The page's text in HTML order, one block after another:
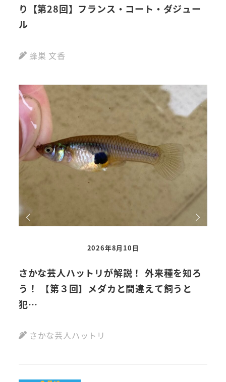
り【第28回】フランス・コート・ダジュー
ル
蜂巣 文香
2026年8月10日
さかな芸人ハットリが解説！ 外来種を知ろ
う！ 【第３回】メダカと間違えて飼うと
犯…
さかな芸人ハットリ